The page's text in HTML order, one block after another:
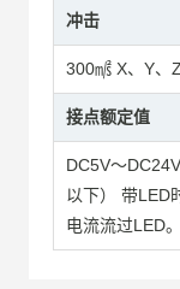
冲击
300㎨ X、Y、
接点额定值
DC5V～
以下） 带LED
电流流过LED。